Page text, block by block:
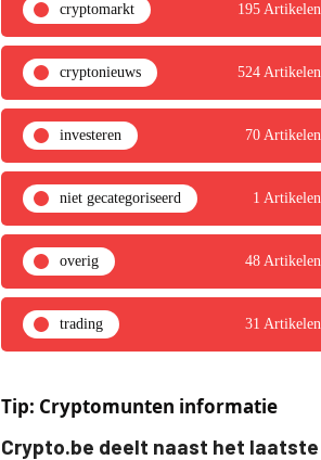
cryptomarkt 195 Artikelen
cryptonieuws 524 Artikelen
investeren 70 Artikelen
niet gecategoriseerd 1 Artikelen
overig 48 Artikelen
trading 31 Artikelen
Tip: Cryptomunten informatie
Crypto.be deelt naast het laatste